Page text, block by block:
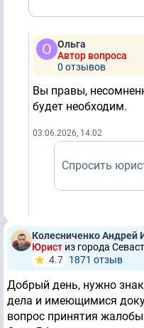
Ольга
Автор вопроса
0 отзывов
Вы правы,
будет необходим.
03.06.2026, 14:02
Спросить
Колесниченко Андрей
Юрист из города
4.7 1871 отзыв
Добрый день, нужно
дела и имеющимися
вопрос принятия